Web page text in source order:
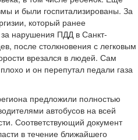
и были госпитализированы. За
который ранее
нарушения ПДД в Санкт-
после столкновения с легковым
врезался в людей. Сам
и он перепутал педали газа
предложили полностью
автобусов на всей
Соответствующий документ
в течение ближайшего